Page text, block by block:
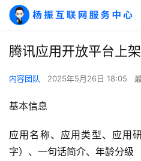
腾讯应用开放平台上
内容团队 2025年5月26日 18:05
基本信息
应用名称、应用类型、应用
字）、一句话简介、年龄分级